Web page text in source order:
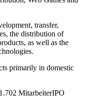
transfer,
the distribution of
as well as the
primarily in domestic
1.702 MitarbeiterIPO